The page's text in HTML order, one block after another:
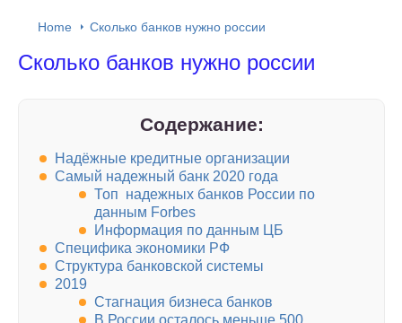
Home Сколько банков нужно россии
Сколько банков нужно россии
Содержание:
Надёжные кредитные организации
Самый надежный банк 2020 года
Топ надежных банков России по
данным Forbes
Информация по данным ЦБ
Специфика экономики РФ
Структура банковской системы
2019
Стагнация бизнеса банков